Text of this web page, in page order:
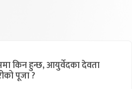
किन हुन्छ, आयुर्वेदका देवता
पूजा ?